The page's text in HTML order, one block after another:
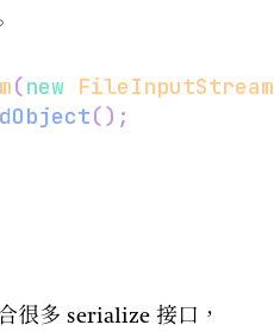
(new FileInputStream
() ;
很多 serialize 接口，